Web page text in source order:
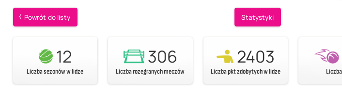
Powrót do listy Statystyki
12
Liczba sezonów w lidze
306
Liczba rozegranych meczów
2403
Liczba pkt zdobytych w lidze